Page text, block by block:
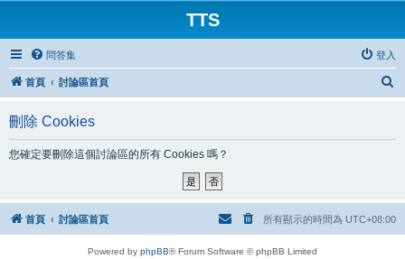
TTS
問答集 登入
首頁 討論區首頁
刪除 Cookies
您確定要刪除這個討論區的所有 Cookies 嗎？
首頁 討論區首頁 所有顯示的時間為 UTC+08:00
Powered by phpBB® Forum Software © phpBB Limited